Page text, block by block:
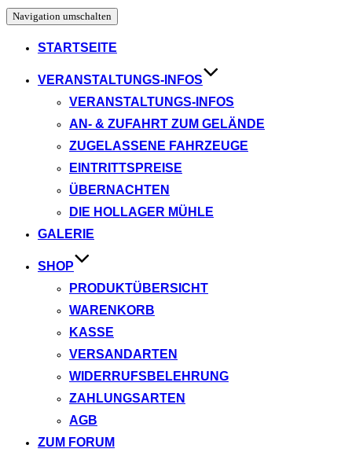
Navigation umschalten
STARTSEITE
VERANSTALTUNGS-INFOS
VERANSTALTUNGS-INFOS
AN- & ZUFAHRT ZUM GELÄNDE
ZUGELASSENE FAHRZEUGE
EINTRITTSPREISE
ÜBERNACHTEN
DIE HOLLAGER MÜHLE
GALERIE
SHOP
PRODUKTÜBERSICHT
WARENKORB
KASSE
VERSANDARTEN
WIDERRUFSBELEHRUNG
ZAHLUNGSARTEN
AGB
ZUM FORUM